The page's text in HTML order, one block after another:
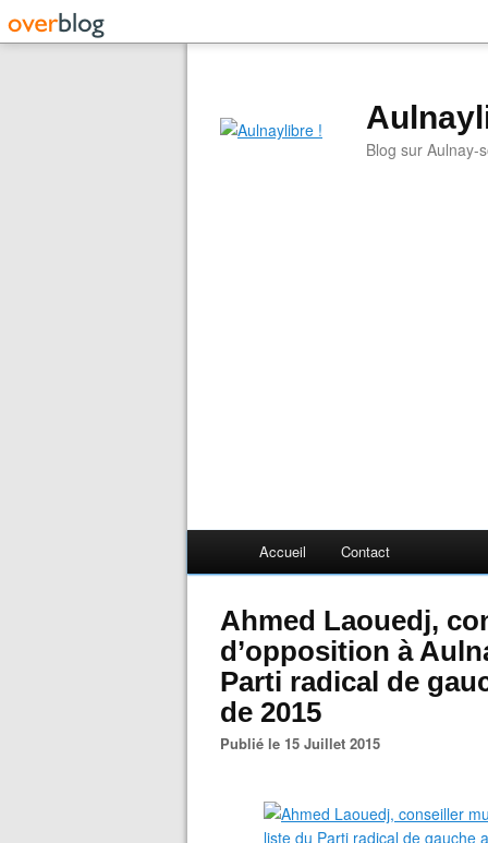
Blog sur Aulnay-
Accueil Contact
Ahmed Laouedj,
d’opposition à
Parti radical de
de 2015
Publié le 15 Juillet 2015